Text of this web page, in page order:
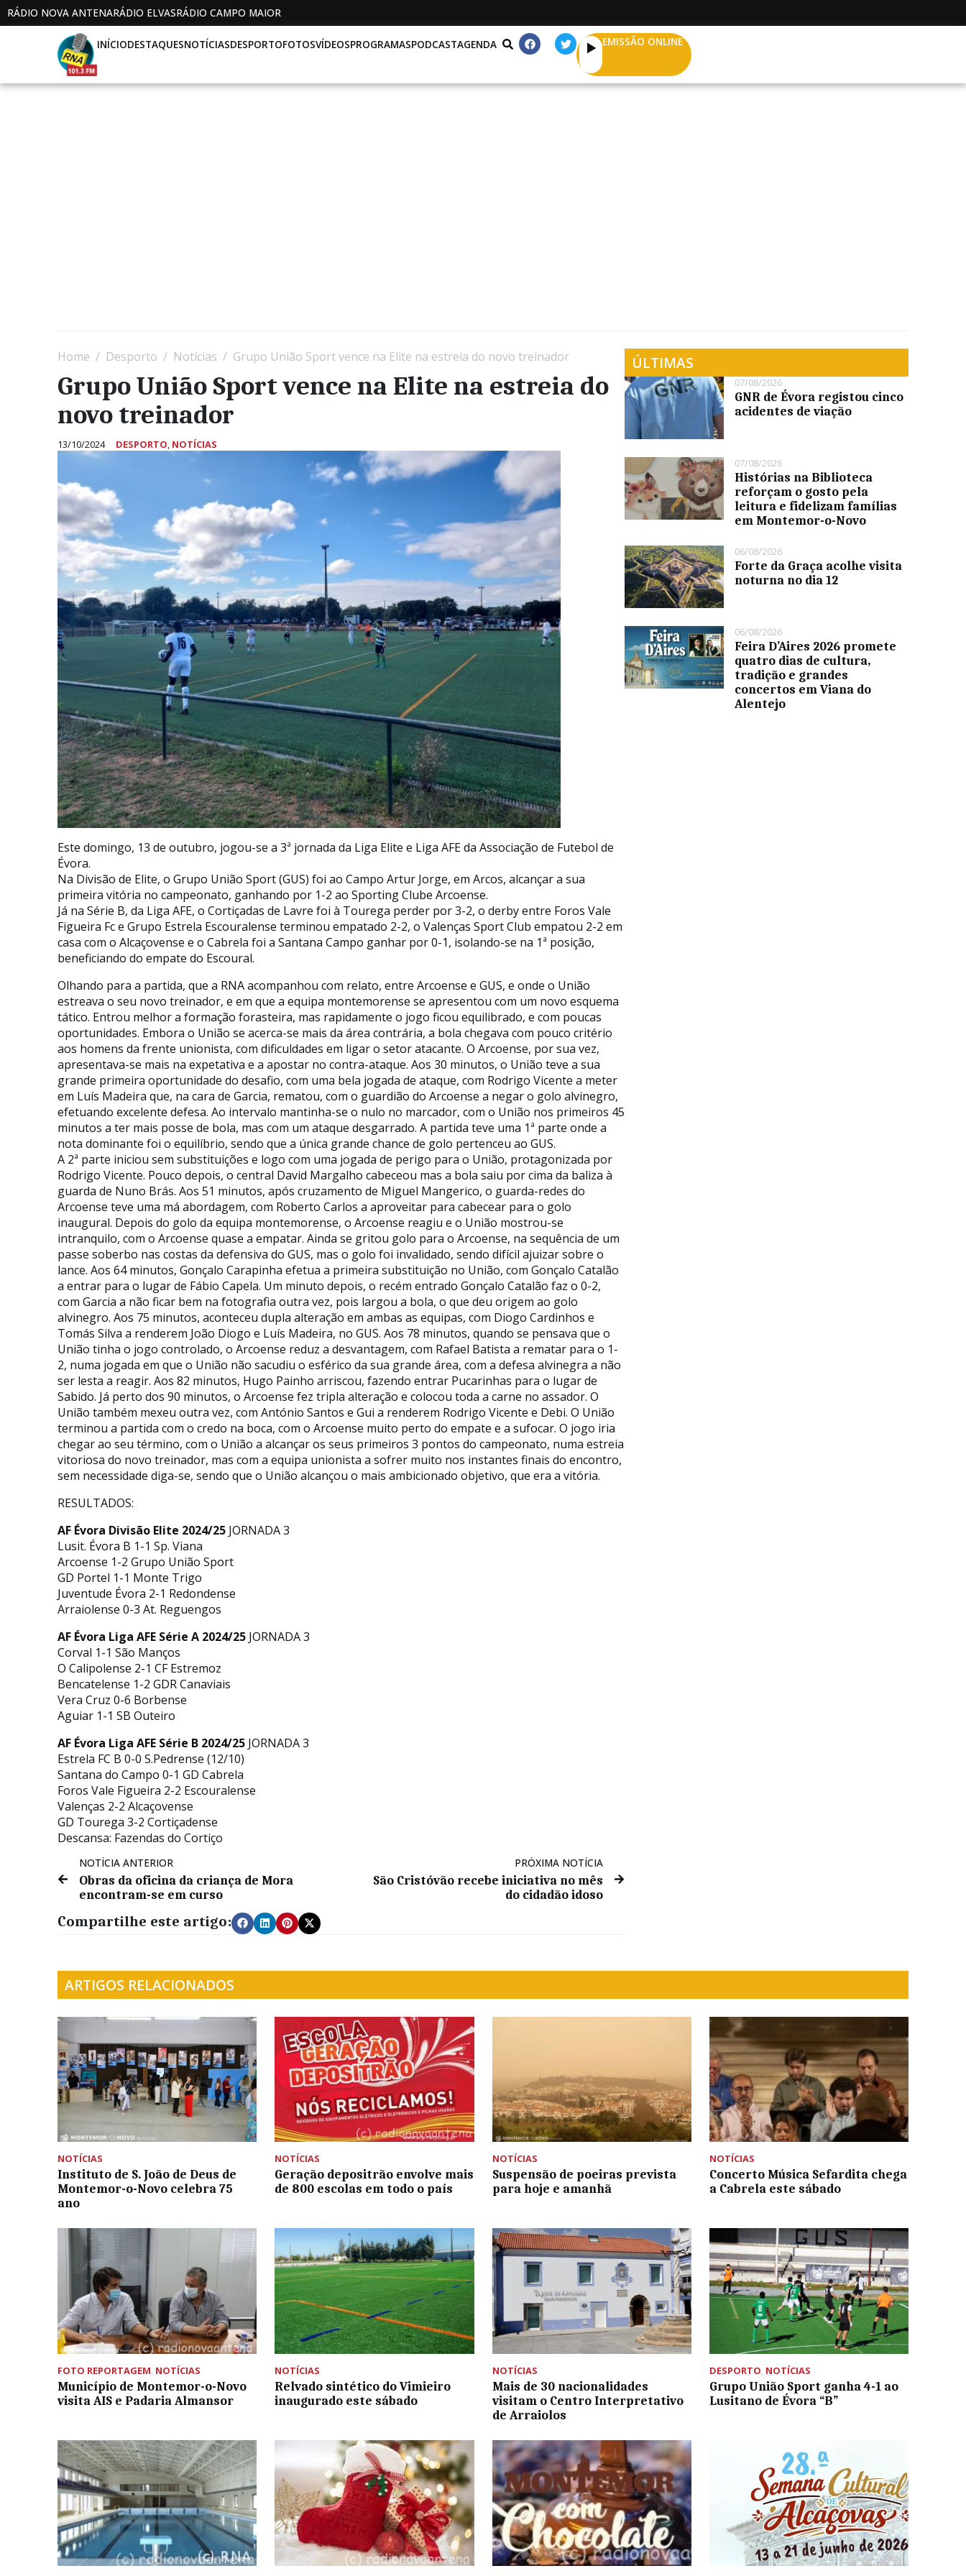
RÁDIO NOVA ANTENARÁDIO ELVASRÁDIO CAMPO MAIOR
INÍCIODESTAQUESNOTÍCIASDESPORTOFOTOSVÍDEOSPROGRAMASPODCASTAGENDA EMISSÃO ONLINE
Home Desporto Notícias Grupo União Sport vence na Elite na estreia do novo treinador
Grupo União Sport vence na Elite na estreia do
novo treinador
13/10/2024 DESPORTO, NOTÍCIAS
Este domingo, 13 de outubro, jogou-se a 3ª jornada da Liga Elite e Liga AFE da Associação de Futebol de
Évora.
Na Divisão de Elite, o Grupo União Sport (GUS) foi ao Campo Artur Jorge, em Arcos, alcançar a sua
primeira vitória no campeonato, ganhando por 1-2 ao Sporting Clube Arcoense.
Já na Série B, da Liga AFE, o Cortiçadas de Lavre foi à Tourega perder por 3-2, o derby entre Foros Vale
Figueira Fc e Grupo Estrela Escouralense terminou empatado 2-2, o Valenças Sport Club empatou 2-2 em
casa com o Alcaçovense e o Cabrela foi a Santana Campo ganhar por 0-1, isolando-se na 1ª posição,
beneficiando do empate do Escoural.
Olhando para a partida, que a RNA acompanhou com relato, entre Arcoense e GUS, e onde o União
estreava o seu novo treinador, e em que a equipa montemorense se apresentou com um novo esquema
tático. Entrou melhor a formação forasteira, mas rapidamente o jogo ficou equilibrado, e com poucas
oportunidades. Embora o União se acerca-se mais da área contrária, a bola chegava com pouco critério
aos homens da frente unionista, com dificuldades em ligar o setor atacante. O Arcoense, por sua vez,
apresentava-se mais na expetativa e a apostar no contra-ataque. Aos 30 minutos, o União teve a sua
grande primeira oportunidade do desafio, com uma bela jogada de ataque, com Rodrigo Vicente a meter
em Luís Madeira que, na cara de Garcia, rematou, com o guardião do Arcoense a negar o golo alvinegro,
efetuando excelente defesa. Ao intervalo mantinha-se o nulo no marcador, com o União nos primeiros 45
minutos a ter mais posse de bola, mas com um ataque desgarrado. A partida teve uma 1ª parte onde a
nota dominante foi o equilíbrio, sendo que a única grande chance de golo pertenceu ao GUS.
A 2ª parte iniciou sem substituições e logo com uma jogada de perigo para o União, protagonizada por
Rodrigo Vicente. Pouco depois, o central David Margalho cabeceou mas a bola saiu por cima da baliza à
guarda de Nuno Brás. Aos 51 minutos, após cruzamento de Miguel Mangerico, o guarda-redes do
Arcoense teve uma má abordagem, com Roberto Carlos a aproveitar para cabecear para o golo
inaugural. Depois do golo da equipa montemorense, o Arcoense reagiu e o União mostrou-se
intranquilo, com o Arcoense quase a empatar. Ainda se gritou golo para o Arcoense, na sequência de um
passe soberbo nas costas da defensiva do GUS, mas o golo foi invalidado, sendo difícil ajuizar sobre o
lance. Aos 64 minutos, Gonçalo Carapinha efetua a primeira substituição no União, com Gonçalo Catalão
a entrar para o lugar de Fábio Capela. Um minuto depois, o recém entrado Gonçalo Catalão faz o 0-2,
com Garcia a não ficar bem na fotografia outra vez, pois largou a bola, o que deu origem ao golo
alvinegro. Aos 75 minutos, aconteceu dupla alteração em ambas as equipas, com Diogo Cardinhos e
Tomás Silva a renderem João Diogo e Luís Madeira, no GUS. Aos 78 minutos, quando se pensava que o
União tinha o jogo controlado, o Arcoense reduz a desvantagem, com Rafael Batista a rematar para o 1-
2, numa jogada em que o União não sacudiu o esférico da sua grande área, com a defesa alvinegra a não
ser lesta a reagir. Aos 82 minutos, Hugo Painho arriscou, fazendo entrar Pucarinhas para o lugar de
Sabido. Já perto dos 90 minutos, o Arcoense fez tripla alteração e colocou toda a carne no assador. O
União também mexeu outra vez, com António Santos e Gui a renderem Rodrigo Vicente e Debi. O União
terminou a partida com o credo na boca, com o Arcoense muito perto do empate e a sufocar. O jogo iria
chegar ao seu término, com o União a alcançar os seus primeiros 3 pontos do campeonato, numa estreia
vitoriosa do novo treinador, mas com a equipa unionista a sofrer muito nos instantes finais do encontro,
sem necessidade diga-se, sendo que o União alcançou o mais ambicionado objetivo, que era a vitória.
RESULTADOS:
AF Évora Divisão Elite 2024/25 JORNADA 3
Lusit. Évora B 1-1 Sp. Viana
Arcoense 1-2 Grupo União Sport
GD Portel 1-1 Monte Trigo
Juventude Évora 2-1 Redondense
Arraiolense 0-3 At. Reguengos
AF Évora Liga AFE Série A 2024/25 JORNADA 3
Corval 1-1 São Manços
O Calipolense 2-1 CF Estremoz
Bencatelense 1-2 GDR Canaviais
Vera Cruz 0-6 Borbense
Aguiar 1-1 SB Outeiro
AF Évora Liga AFE Série B 2024/25 JORNADA 3
Estrela FC B 0-0 S.Pedrense (12/10)
Santana do Campo 0-1 GD Cabrela
Foros Vale Figueira 2-2 Escouralense
Valenças 2-2 Alcaçovense
GD Tourega 3-2 Cortiçadense
Descansa: Fazendas do Cortiço
NOTÍCIA ANTERIOR
Obras da oficina da criança de Mora
encontram-se em curso
PRÓXIMA NOTÍCIA
São Cristóvão recebe iniciativa no mês
do cidadão idoso
Compartilhe este artigo:
ÚLTIMAS
07/08/2026
GNR de Évora registou cinco
acidentes de viação
07/08/2026
Histórias na Biblioteca
reforçam o gosto pela
leitura e fidelizam famílias
em Montemor-o-Novo
06/08/2026
Forte da Graça acolhe visita
noturna no dia 12
06/08/2026
Feira D’Aires 2026 promete
quatro dias de cultura,
tradição e grandes
concertos em Viana do
Alentejo
ARTIGOS RELACIONADOS
NOTÍCIAS
Instituto de S. João de Deus de
Montemor-o-Novo celebra 75
ano
NOTÍCIAS
Geração depositrão envolve mais
de 800 escolas em todo o país
NOTÍCIAS
Suspensão de poeiras prevista
para hoje e amanhã
NOTÍCIAS
Concerto Música Sefardita chega
a Cabrela este sábado
FOTO REPORTAGEM, NOTÍCIAS
Município de Montemor-o-Novo
visita AIS e Padaria Almansor
NOTÍCIAS
Relvado sintético do Vimieiro
inaugurado este sábado
NOTÍCIAS
Mais de 30 nacionalidades
visitam o Centro Interpretativo
de Arraiolos
DESPORTO, NOTÍCIAS
Grupo União Sport ganha 4-1 ao
Lusitano de Évora “B”